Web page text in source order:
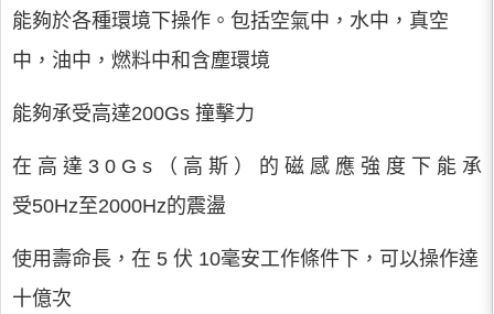
能夠於各種環境下操作。包括空氣中，水中，真空
中，油中，燃料中和含塵環境
能夠承受高達200Gs 撞擊力
在 高 達 3 0 G s （ 高 斯 ） 的 磁 感 應 強 度 下 能 承
受50Hz至2000Hz的震盪
使用壽命長，在 5 伏 10毫安工作條件下，可以操作達
十億次